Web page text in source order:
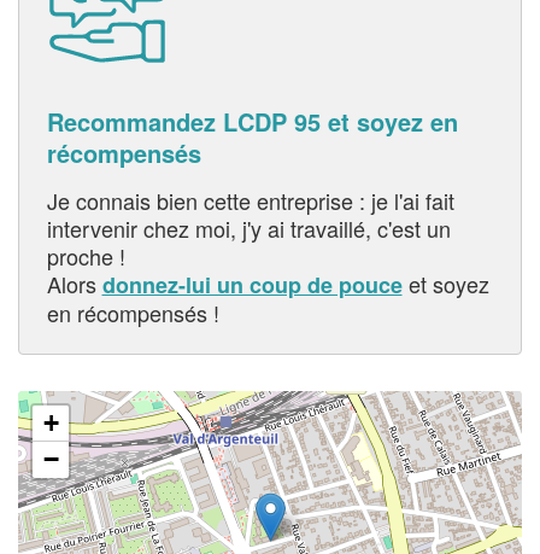
Recommandez LCDP 95 et soyez en
récompensés
Je connais bien cette entreprise : je l'ai fait
intervenir chez moi, j'y ai travaillé, c'est un
proche !
Alorsdonnez-lui un coup de pouceet soyez
en récompensés !
+
−